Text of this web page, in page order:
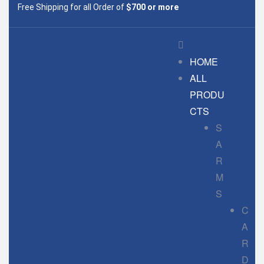
Free Shipping for all Order of $700 or more
HOME
ALL
PRODU
CTS
S
A
R
M
S
C
A
R
D